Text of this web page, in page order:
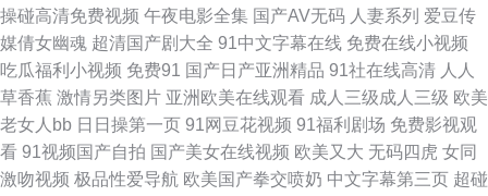
片 91色蝌蚪 国产日韩精品久久 日韩福利网址导航 97超碰资源网 欧美人人色
91tv在线观看 国产交配日韩 日本A片 91蜜臀刺激网 久草资源色 性网站在线
观看视 东京热九九综合部 欧洲日一区精品 A级无毛 另类图片五月天 亚洲另
操碰高清免费视频 午夜电影全集 国产AV无码 人妻系列 爱豆传
媒倩女幽魂 超清国产剧大全 91中文字幕在线 免费在线小视频
吃瓜福利小视频 免费91 国产日产亚洲精品 91社在线高清 人人
草香蕉 激情另类图片 亚洲欧美在线观看 成人三级成人三级 欧美
老女人bb 日日操第一页 91网豆花视频 91福利剧场 免费影视观
看 91视频国产自拍 国产美女在线视频 欧美又大 无码四虎 女同
激吻视频 极品性爱导航 欧美国产拳交喷奶 中文字幕第三页 超碰